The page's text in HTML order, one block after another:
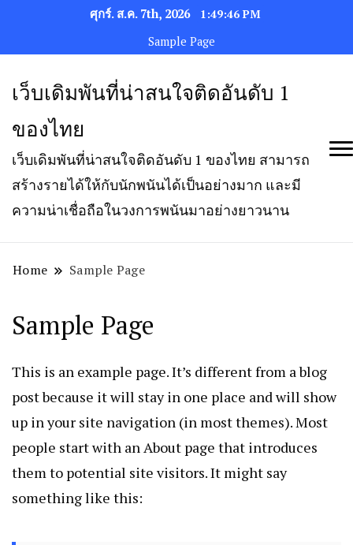
ศุกร์. ส.ค. 7th, 2026
1:49:46 PM
Sample Page
เว็บเดิมพันที่น่าสนใจติดอันดับ 1
ของไทย
เว็บเดิมพันที่น่าสนใจติดอันดับ 1 ของไทย สามารถ
สร้างรายได้ให้กับนักพนันได้เป็นอย่างมาก และมี
ความน่าเชื่อถือในวงการพนันมาอย่างยาวนาน
Home Sample Page
Sample Page
This is an example page. It’s different from a blog
post because it will stay in one place and will show
up in your site navigation (in most themes). Most
people start with an About page that introduces
them to potential site visitors. It might say
something like this: